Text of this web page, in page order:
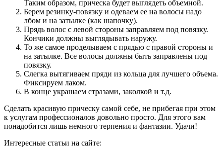
Таким образом, прическа будет выглядеть объемной.
Берем резинку-повязку и одеваем ее на волосы надо
лбом и на затылке (как шапочку).
Прядь волос с левой стороны заправляем под повязку.
Кончики должны выглядывать наружу.
То же самое проделываем с прядью с правой стороны и
на затылке. Все волосы должны быть заправлены под
повязку.
Слегка вытягиваем пряди из кольца для лучшего объема.
Фиксируем лаком.
В конце украшаем стразами, заколкой и т.д.
Сделать красивую прическу самой себе, не прибегая при этом
к услугам профессионалов довольно просто. Для этого вам
понадобится лишь немного терпения и фантазии. Удачи!
Интересные статьи на сайте: